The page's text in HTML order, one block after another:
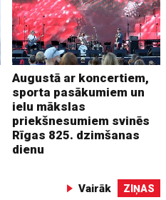
Augustā ar koncertiem,
sporta pasākumiem un
ielu mākslas
priekšnesumiem svinēs
Rīgas 825. dzimšanas
dienu
Vairāk ZIŅAS